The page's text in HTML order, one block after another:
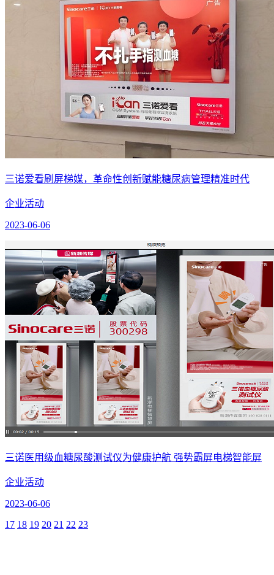
三诺爱看刷屏梯媒，革命性创新赋能糖尿病管理精准时代
企业活动
2023-06-06
三诺医用级血糖尿酸测试仪为健康护航 强势霸屏电梯智能屏
企业活动
2023-06-06
17 18 19 20 21 22 23